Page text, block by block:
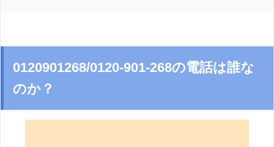
0120901268/0120-901-268の電話は誰な
のか？